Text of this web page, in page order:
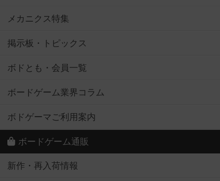
メカニクス特集
掲示板・トピックス
ボドとも・会員一覧
ボードゲーム業界コラム
ボドゲーマご利用案内
ボードゲーム通販
新作・再入荷情報